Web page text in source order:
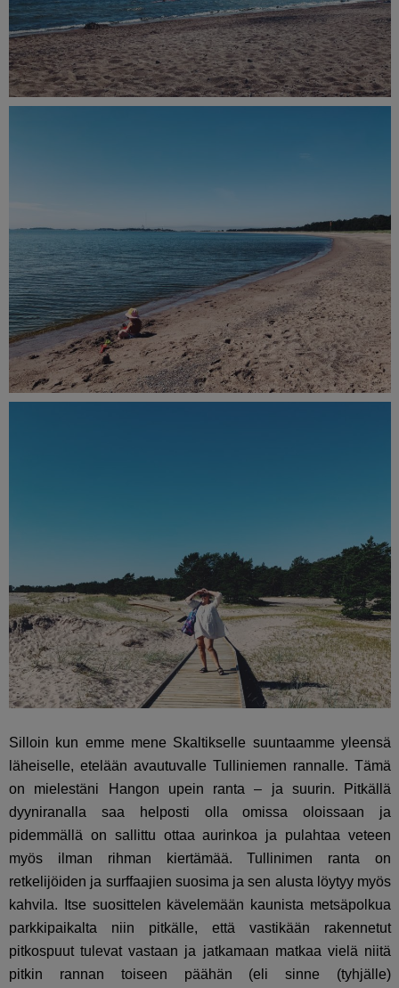
Silloin kun emme mene Skaltikselle suuntaamme yleensä
läheiselle, etelään avautuvalle Tulliniemen rannalle. Tämä
on mielestäni Hangon upein ranta – ja suurin. Pitkällä
dyyniranalla saa helposti olla omissa oloissaan ja
pidemmällä on sallittu ottaa aurinkoa ja pulahtaa veteen
myös ilman rihman kiertämää. Tullinimen ranta on
retkelijöiden ja surffaajien suosima ja sen alusta löytyy myös
kahvila. Itse suosittelen kävelemään kaunista metsäpolkua
parkkipaikalta niin pitkälle, että vastikään rakennetut
pitkospuut tulevat vastaan ja jatkamaan matkaa vielä niitä
pitkin rannan toiseen päähän (eli sinne (tyhjälle)